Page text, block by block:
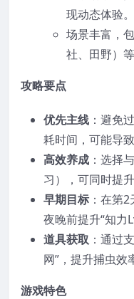
现动态体验。
场景丰富，
社、田野）
攻略要点
优先主线 ：避免
耗时间，可能导
高效养成 ：选择
习），可同时提
早期目标 ：在第
夜晚前提升“知力
道具获取 ：通过
网”，提升捕虫效
游戏特色